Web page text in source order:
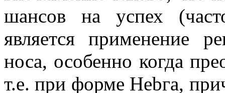
шансов на успех
является применение
носа, особенно когда
т.е. при форме Неbга,